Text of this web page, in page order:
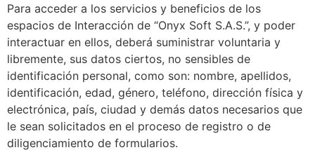
Para acceder a los servicios y beneficios de los
espacios de Interacción de “Onyx Soft S.A.S.”, y poder
interactuar en ellos, deberá suministrar voluntaria y
libremente, sus datos ciertos, no sensibles de
identificación personal, como son: nombre, apellidos,
identificación, edad, género, teléfono, dirección física y
electrónica, país, ciudad y demás datos necesarios que
le sean solicitados en el proceso de registro o de
diligenciamiento de formularios.